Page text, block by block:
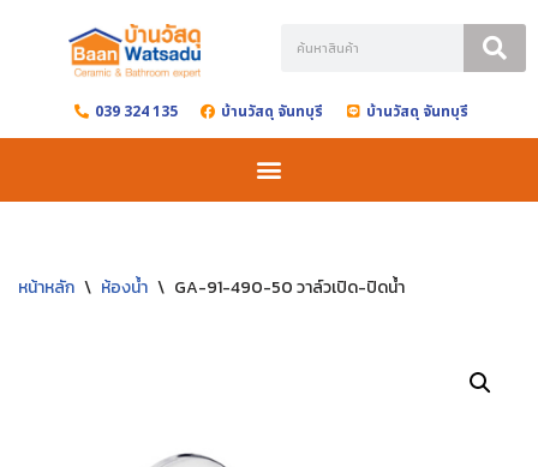
content 039 324 135 บ้านวัสดุ จันทบุรี บ้านวัสดุ จันทบุรี
หน้าหลัก \ ห้องน้ำ \ GA-91-490-50 วาล์วเปิด-ปิดน้ำ